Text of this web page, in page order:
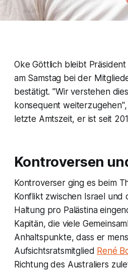
Oke Göttlich bleibt
am Samstag bei der
bestätigt. "Wir verstehen
konsequent
letzte Amtszeit, er ist seit
Kontroversen
Kontroverser ging es beim
Konflikt zwischen Israel und
Haltung pro Palästina
Kapitän, die viele
Anhaltspunkte, dass er
Aufsichtsratsmitglied René
Richtung des Australiers